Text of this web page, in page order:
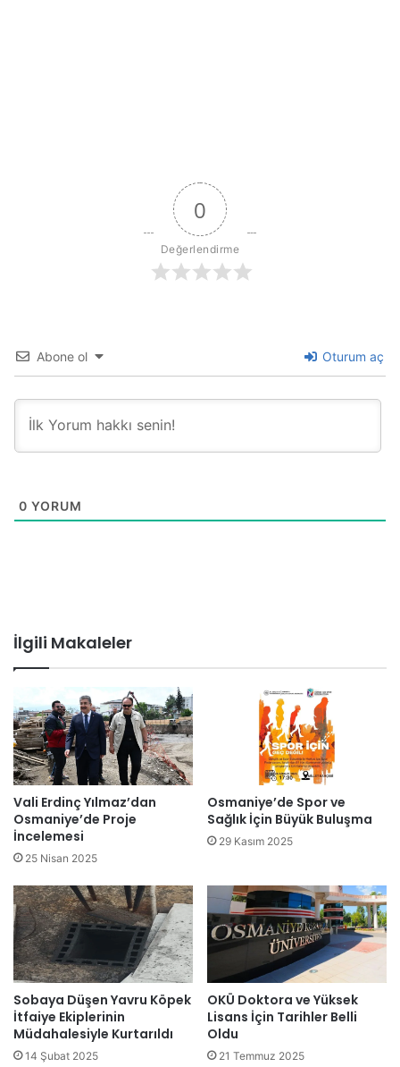
0
Değerlendirme
Abone ol Oturum aç
0 YORUM
İlgili Makaleler
Vali Erdinç Yılmaz’dan
Osmaniye’de Proje
İncelemesi
25 Nisan 2025
Osmaniye’de Spor ve
Sağlık İçin Büyük Buluşma
29 Kasım 2025
Sobaya Düşen Yavru Köpek
İtfaiye Ekiplerinin
Müdahalesiyle Kurtarıldı
14 Şubat 2025
OKÜ Doktora ve Yüksek
Lisans İçin Tarihler Belli
Oldu
21 Temmuz 2025